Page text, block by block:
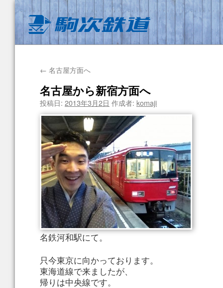
← 名古屋方面へ
名古屋から新宿方面へ
投稿日: 2013年3月2日 作成者: komaji
名鉄河和駅にて。
只今東京に向かっております。
東海道線で来ましたが、
帰りは中央線です。